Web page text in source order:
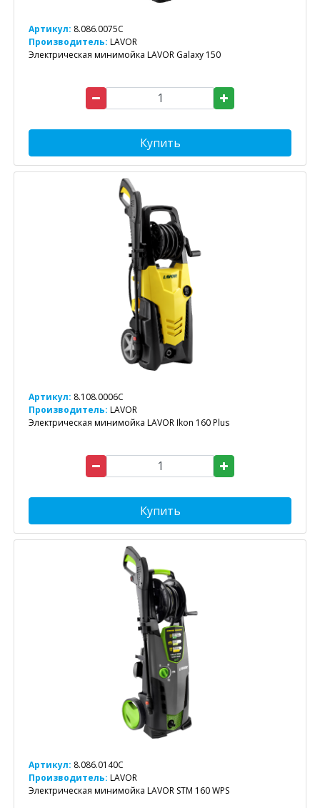
Артикул: 8.086.0075C
Производитель: LAVOR
Электрическая минимойка LAVOR Galaxy 150
Купить
Артикул: 8.108.0006C
Производитель: LAVOR
Электрическая минимойка LAVOR Ikon 160 Plus
Купить
Артикул: 8.086.0140C
Производитель: LAVOR
Электрическая минимойка LAVOR STM 160 WPS